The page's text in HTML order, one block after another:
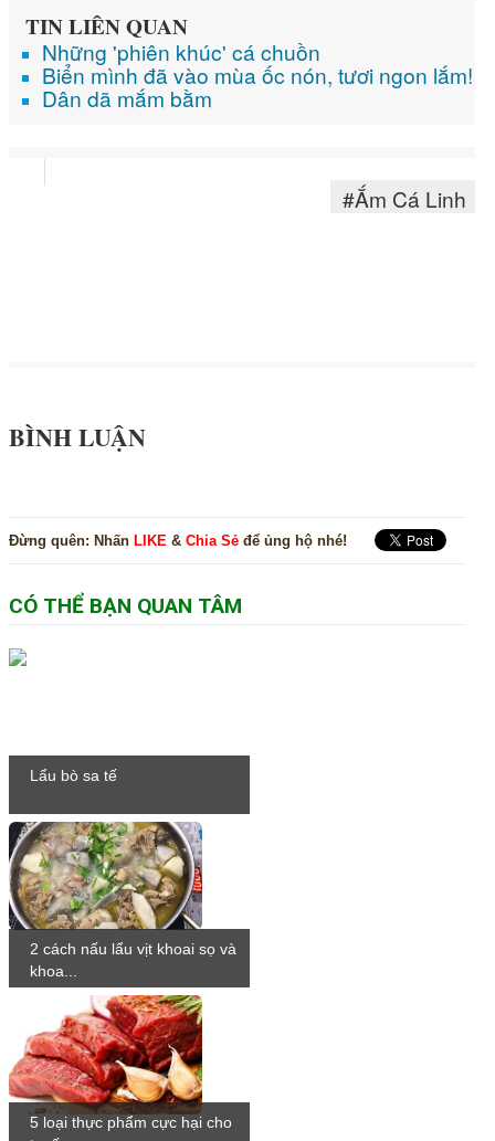
TIN LIÊN QUAN
Những 'phiên khúc' cá chuồn
Biển mình đã vào mùa ốc nón, tươi ngon lắm!
Dân dã mắm bằm
#Ắm Cá Linh
BÌNH LUẬN
Đừng quên: Nhấn LIKE & Chia Sẻ để ủng hộ nhé!
CÓ THỂ BẠN QUAN TÂM
Lẩu bò sa tế
2 cách nấu lẩu vịt khoai sọ và
khoa...
5 loại thực phẩm cực hại cho